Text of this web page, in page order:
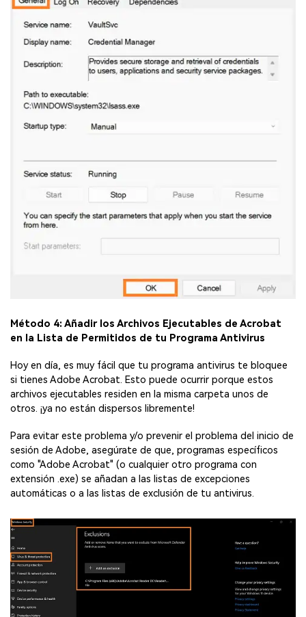
Método 4: Añadir los Archivos Ejecutables de Acrobat
en la Lista de Permitidos de tu Programa Antivirus
Hoy en día, es muy fácil que tu programa antivirus te bloquee
si tienes Adobe Acrobat. Esto puede ocurrir porque estos
archivos ejecutables residen en la misma carpeta unos de
otros. ¡ya no están dispersos libremente!
Para evitar este problema y/o prevenir el problema del inicio de
sesión de Adobe, asegúrate de que, programas específicos
como "Adobe Acrobat" (o cualquier otro programa con
extensión .exe) se añadan a las listas de excepciones
automáticas o a las listas de exclusión de tu antivirus.